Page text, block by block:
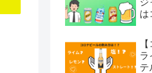
は
ラ
テ